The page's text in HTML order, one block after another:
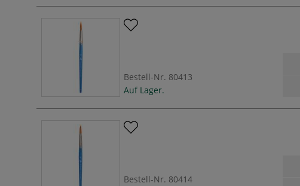
Bestell-Nr. 80413
Auf Lager.
Bestell-Nr. 80414